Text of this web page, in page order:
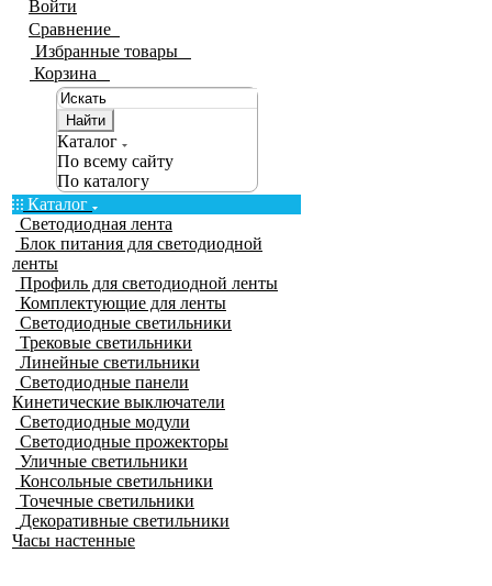
Войти
Сравнение
Избранные товары
Корзина
Найти
Каталог
По всему сайту
По каталогу
Каталог
Светодиодная лента
Блок питания для светодиодной
ленты
Профиль для светодиодной ленты
Комплектующие для ленты
Светодиодные светильники
Трековые светильники
Линейные светильники
Светодиодные панели
Кинетические выключатели
Светодиодные модули
Светодиодные прожекторы
Уличные светильники
Консольные светильники
Точечные светильники
Декоративные светильники
Часы настенные